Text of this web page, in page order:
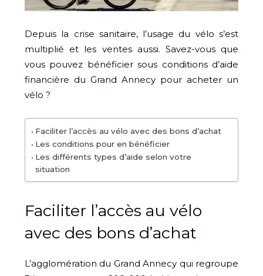
Depuis la crise sanitaire, l’usage du vélo s’est
multiplié et les ventes aussi. Savez-vous que
vous pouvez bénéficier sous conditions d’aide
financière du Grand Annecy pour acheter un
vélo ?
Faciliter l’accès au vélo avec des bons d’achat
Les conditions pour en bénéficier
Les différents types d’aide selon votre
situation
Faciliter l’accès au vélo
avec des bons d’achat
L’agglomération du Grand Annecy qui regroupe